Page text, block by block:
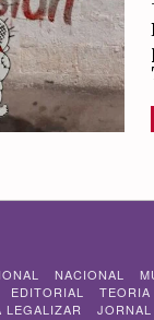
NACIONAL
EDITORIAL
TEORIA
LEGALIZAR